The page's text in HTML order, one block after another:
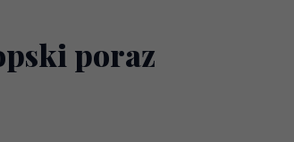
poraz